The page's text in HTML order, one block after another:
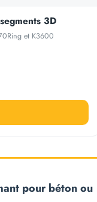
3D
et K3600
pour béton ou